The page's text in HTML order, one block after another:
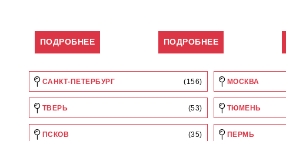
ПОДРОБНЕЕ ПОДРОБНЕЕ
САНКТ-ПЕТЕРБУРГ (156) МОСКВА
ТВЕРЬ (53) ТЮМЕНЬ
ПСКОВ (35) ПЕРМЬ